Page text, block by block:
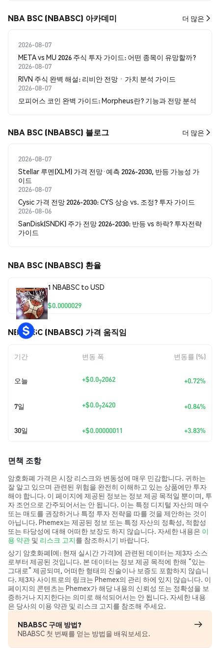
NBA BSC (NBABSC) 아카데미 더 많은
2026-08-07
META vs MU 2026 주식 투자 가이드: 어떤 종목이 유망할까?
2026-08-07
RIVN 주식 완벽 해설: 리비안 전망ㆍ가치 분석 가이드
2026-08-07
모피어스 코인 완벽 가이드: Morpheus란? 기능과 전망 분석
NBA BSC (NBABSC) 블로그 더 많은
2026-08-07
Stellar 루멘(XLM) 가격 전망·예측 2026-2030, 반등 가능성 가
이드
2026-08-07
Cysic 가격 전망 2026-2030: CYS 상승 vs. 조정? 투자 가이드
2026-08-06
SanDisk(SNDK) 주가 전망 2026-2030: 반등 vs 하락? 투자전략
가이드
NBA BSC (NBABSC) 환율
1 NBABSC to USD
$0.0000029
NBA BSC (NBABSC) 가격 움직임
기간 변동 폭 변동률 (%)
오늘 +$0.072062 +0.72%
7일 +$0.072420 +0.84%
30일 +$0.00000011 +3.83%
면책 조항
암호화폐 가격은 시장 리스크와 변동성에 매우 민감합니다. 귀하는
잘 알고 있으며 관련된 위험을 완전히 이해하고 있는 상품에만 투자
해야 합니다. 이 페이지에 제공된 정보는 정보 제공 목적일 뿐이며, 투
자 조언으로 간주되어서는 안 됩니다. 이는 특정 디지털 자산의 매수
또는 매도를 권장하거나 특정 투자 전략을 따를 것을 제안하는 것이
아닙니다. Phemex는 제공된 정보 또는 특정 자산의 정확성, 적합성
또는 타당성에 대해 어떠한 보장도 하지 않습니다. 자세한 내용은 이
용 약관 및 리스크 고지를 참조하시기 바랍니다.
상기 암호화폐(예: 현재 실시간 가격)에 관련된 데이터는 제3자 소스
로부터 제공된 것입니다. 본 데이터는 정보 제공 목적에 한해 “있는
그대로” 제공되며, 어떠한 형태의 진술이나 보증도 포함하지 않습니
다. 제3자 사이트로의 링크는 Phemex의 관리 하에 있지 않습니다. 이
페이지의 콘텐츠는 Phemex가 해당 내용의 신뢰성 또는 정확성을 보
증하거나 지지한다는 의미로 해석되어서는 안 됩니다. 자세한 내용
은 당사의 이용 약관 및 리스크 고지를 참조해 주세요.
NBABSC 구매 방법?
NBABSC 첫 번째를 얻는 방법을 배워보세요.